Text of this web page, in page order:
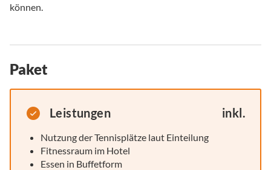
können.
Paket
Leistungen inkl.
Nutzung der Tennisplätze laut Einteilung
Fitnessraum im Hotel
Essen in Buffetform